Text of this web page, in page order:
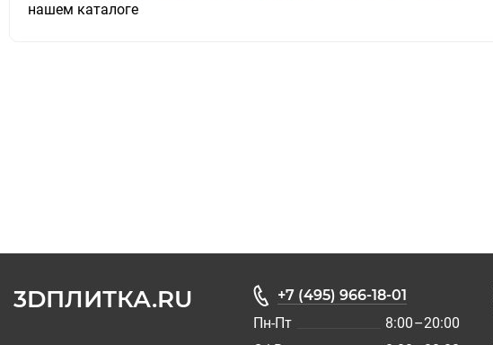
нашем каталоге
3DПЛИТКА.RU
+7 (495) 966-18-01
Пн-Пт
8:00–20:00